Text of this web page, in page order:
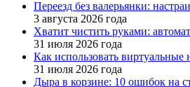
Переезд без валерьянки:
3 августа 2026 года
Хватит чистить руками:
31 июля 2026 года
Как использовать
31 июля 2026 года
Дыра в корзине: 10 ошибок на